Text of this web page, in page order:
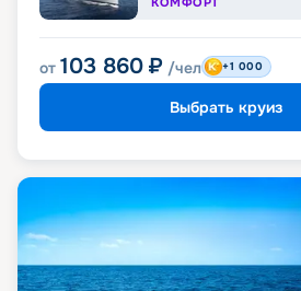
от 103 860 ₽ /чел +1 000
Выбрать круиз